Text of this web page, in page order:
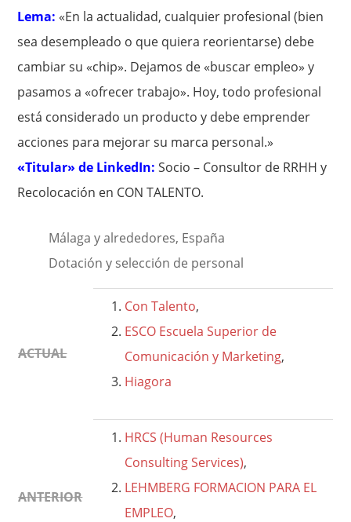
Lema: «En la actualidad, cualquier profesional (bien
sea desempleado o que quiera reorientarse) debe
cambiar su «chip». Dejamos de «buscar empleo» y
pasamos a «ofrecer trabajo». Hoy, todo profesional
está considerado un producto y debe emprender
acciones para mejorar su marca personal.»
«Titular» de LinkedIn:Socio – Consultor de RRHH y
Recolocación en CON TALENTO.
Málaga y alrededores, España
Dotación y selección de personal
ACTUAL
Con Talento,
ESCO Escuela Superior de
Comunicación y Marketing,
Hiagora
ANTERIOR
HRCS (Human Resources
Consulting Services),
LEHMBERG FORMACION PARA EL
EMPLEO,